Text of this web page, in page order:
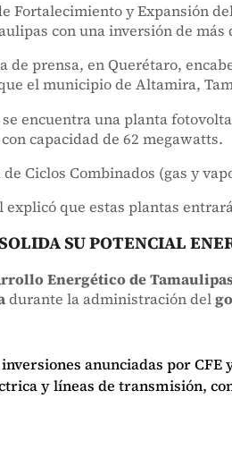
Fortalecimiento y Expansión
con una inversión de más
de prensa, en Querétaro,
el municipio de Altamira,
encuentra una planta
capacidad de 62 megawatts.
Ciclos Combinados (gas y
que estas plantas
SU POTENCIAL
Energético de
durante la administración del
inversiones anunciadas por
y líneas de transmisión,